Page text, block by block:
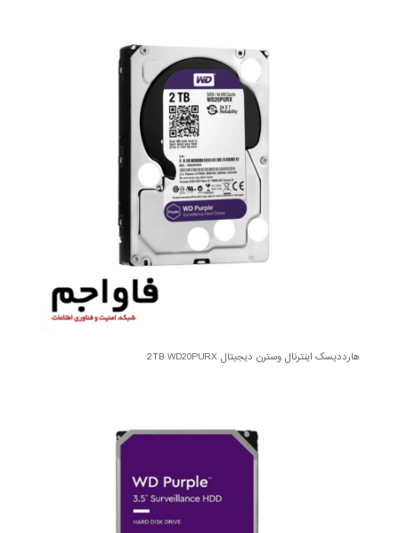
هارددیسک اینترنال وسترن دیجیتال 2TB WD20PURX